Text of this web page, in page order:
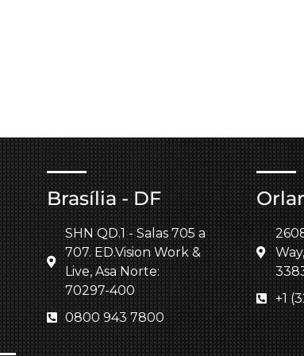
Brasília - DF
SHN QD.1 - Salas 705 a
707. ED.Vision Work &
Live, Asa Norte:
70297-400
0800 943 7800
+1